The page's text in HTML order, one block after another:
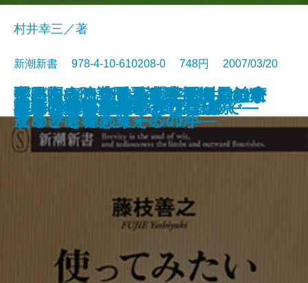
がんをどう考えるか―放射線治療
医からの提言―
だから混浴はやめられない
「名医」のウソ―病院で損をしな
いために―
すべらない敬語
ワインをめぐる小さな冒険
議論のルールブック
いつまでもデブと思うなよ
母の介護―102歳で看取るまで―
聖路加病院訪問看護科―11人のナ
ースたち―
お坊さんが困る仏教の話
村井幸三／著
新潮新書 978-4-10-610208-0 748円 2007/03/20
新書電子書籍あり
使ってみたい映画の英語―男の名
セリフを味わう―
字がうまくなる―「字配り」のす
すめ―
宝石の裏側
心臓にいい話
世界中のお菓子あります―ソニー
プラザと輸入菓子の40年―
はり100本―鍼灸で甦る身体―
間違いだらけのアトピー治療
ドクター・ショッピング―なぜ
次々と医者を変えるのか―
コクと旨味の秘密
カラフル・イングリッシュ